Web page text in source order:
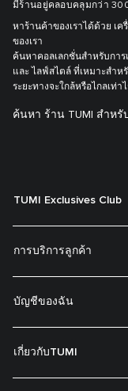
มีร้านอยู่คลอบคลุมกว่า
หาร้านค้าของเราได้ด้วย เ
ของเรา
ค้นหาคอลเลกชั่นสำหรับการ
และ ไลฟ์สไตล์ ที่เหมาะสำห
ระยะทางจะใกล้หรือไกลเท่า
ค้นหา ร้าน TUMI สำห
TUMI Exclusives Club
การบริการลูกค้า
บัญชีของฉัน
เกี่ยวกับTUMI